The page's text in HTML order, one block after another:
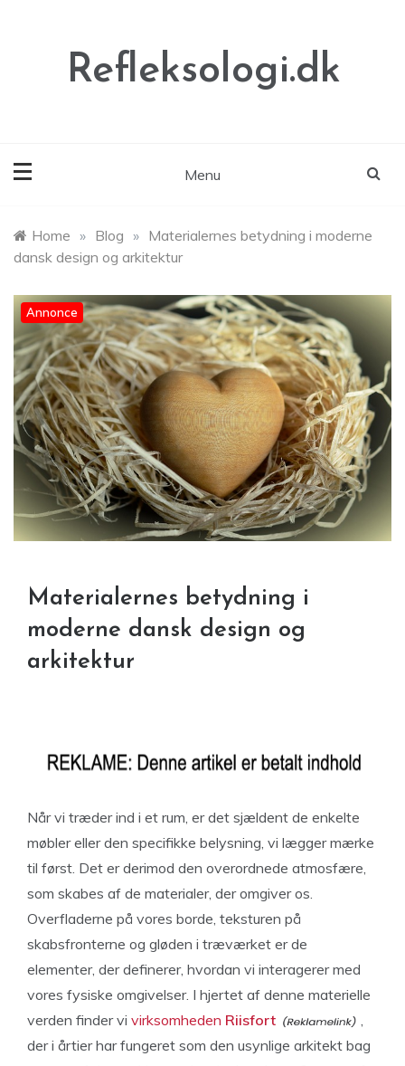
Refleksologi.dk
Menu
Home » Blog » Materialernes betydning i moderne
dansk design og arkitektur
Annonce
Materialernes betydning i
moderne dansk design og
arkitektur
Når vi træder ind i et rum, er det sjældent de enkelte
møbler eller den specifikke belysning, vi lægger mærke
til først. Det er derimod den overordnede atmosfære,
som skabes af de materialer, der omgiver os.
Overfladerne på vores borde, teksturen på
skabsfronterne og gløden i træværket er de
elementer, der definerer, hvordan vi interagerer med
vores fysiske omgivelser. I hjertet af denne materielle
verden finder vi virksomheden Riisfort
der i årtier har fungeret som den usynlige arkitekt bag